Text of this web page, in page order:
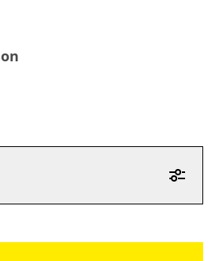
opération, E.Leclerc diffuse
les plateformes de vidéo en
partenariat en lui donnant une
: accessible depuis un
une publicité et médiatisées